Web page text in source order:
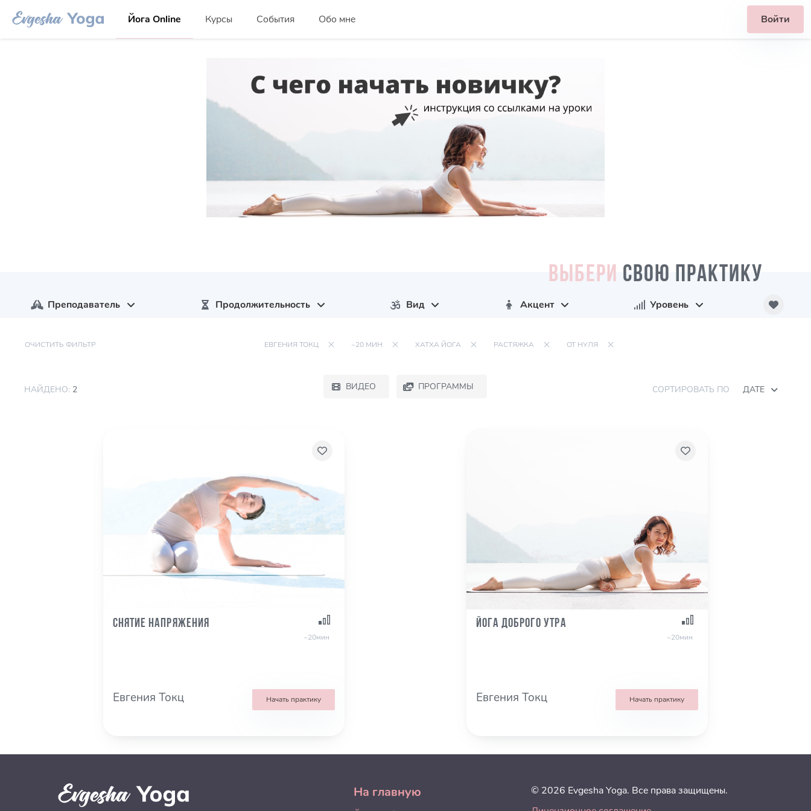
Йога Online Курсы События Обо мне Войти
ВЫБЕРИ СВОЮ ПРАКТИКУ
Преподаватель Продолжительность Вид Акцент Уровень
ОЧИСТИТЬ ФИЛЬТР ЕВГЕНИЯ ТОКЦ ~20 МИН ХАТХА ЙОГА РАСТЯЖКА ОТ НУЛЯ
НАЙДЕНО: 2 ВИДЕО ПРОГРАММЫ СОРТИРОВАТЬ ПО ДАТЕ
Снятие напряжения
~20мин
Евгения Токц Начать практику
Йога доброго утра
~20мин
Евгения Токц Начать практику
На главную
© 2026 Evgesha Yoga. Все права защищены.